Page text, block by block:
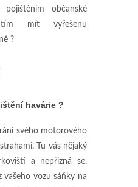
občanské
mít vyřešenu
?
havárie ?
svého motorového
Tu vás nějaký
a nepřizná se.
vašeho vozu sáňky na